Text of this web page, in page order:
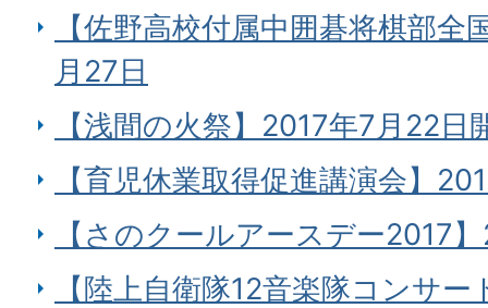
【佐野高校付属中囲碁将棋部
月27日
【浅間の火祭】2017年7月22日
【育児休業取得促進講演会】
【さのクールアースデー2017
【陸上自衛隊12音楽隊コンサ